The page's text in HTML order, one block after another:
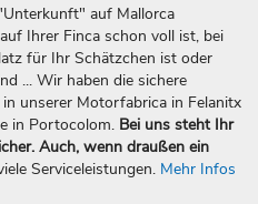
auf Mallorca
Ihrer Finca schon voll ist, bei
für Ihr Schätzchen ist oder
... Wir haben die sichere
unserer Motorfabrica in Felanitx
in Portocolom. Bei uns steht Ihr
Auch, wenn draußen ein
Serviceleistungen. Mehr Infos